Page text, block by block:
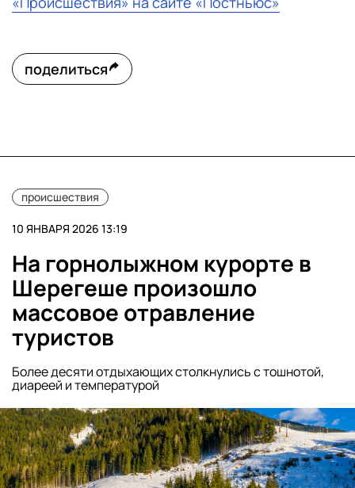
поделиться
происшествия
10 ЯНВАРЯ 2026 13:19
На горнолыжном курорте в
Шерегеше произошло
массовое отравление
туристов
Более десяти отдыхающих столкнулись с тошнотой,
диареей и температурой